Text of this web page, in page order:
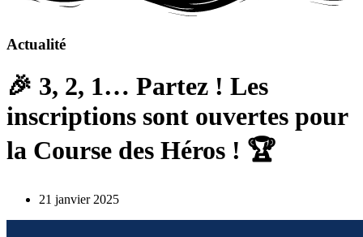
Actualité
🎉 3, 2, 1… Partez ! Les
inscriptions sont ouvertes pour
la Course des Héros ! 🏆
21 janvier 2025